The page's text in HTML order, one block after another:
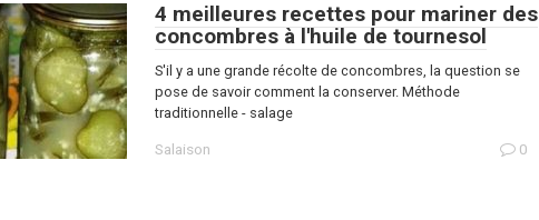
4 meilleures recettes pour mariner des
concombres à l'huile de tournesol
S'il y a une grande récolte de concombres, la question se
pose de savoir comment la conserver. Méthode
traditionnelle - salage
Salaison 0